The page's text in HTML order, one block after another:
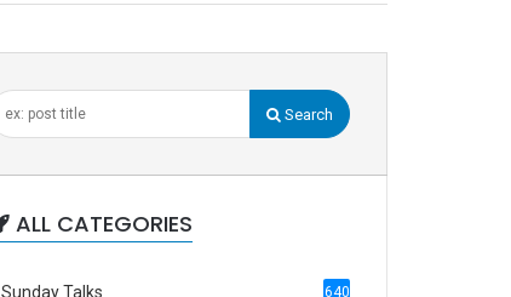
Search
ALL CATEGORIES
Sunday Talks 640